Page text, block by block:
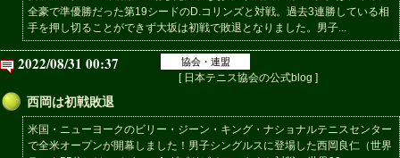
全豪で準優勝だった第19シードのD.コリンズと対戦。過去3連勝している相
手を押し切ることができず大坂は初戦で敗退となりました。男子...
2022/08/31 00:37 協会・連盟
[ 日本テニス協会の公式blog ]
西岡は初戦敗退
米国・ニューヨークのビリー・ジーン・キング・ナショナルテニスセンター
で全米オープンが開幕しました！男子シングルスに登場した西岡良仁（世界